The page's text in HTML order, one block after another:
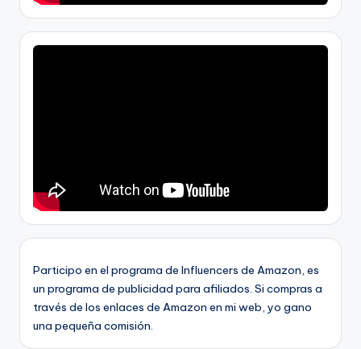
Participo en el programa de Influencers de Amazon, es
un programa de publicidad para afiliados. Si compras a
través de los enlaces de Amazon en mi web, yo gano
una pequeña comisión.